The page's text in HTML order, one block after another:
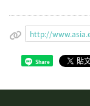
http://
Share